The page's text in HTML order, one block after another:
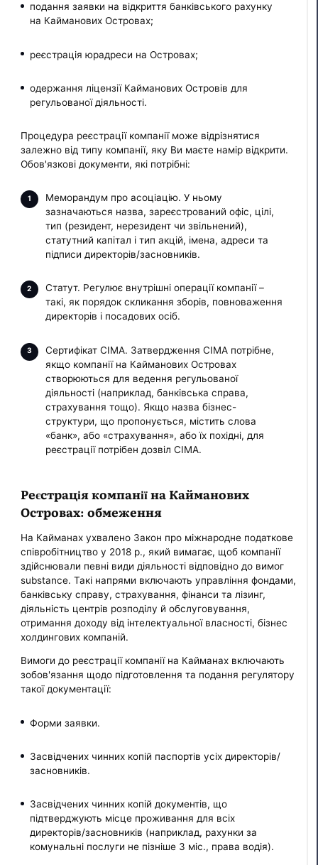
подання заявки на відкриття банківського рахунку
на Кайманових Островах;
реєстрація юрадреси на Островах;
одержання ліцензії Кайманових Островів для
регульованої діяльності.
Процедура реєстрації компанії може відрізнятися
залежно від типу компанії, яку Ви маєте намір відкрити.
Обов'язкові документи, які потрібні:
Меморандум про асоціацію. У ньому
зазначаються назва, зареєстрований офіс, цілі,
тип (резидент, нерезидент чи звільнений),
статутний капітал і тип акцій, імена, адреси та
підписи директорів/засновників.
Статут. Регулює внутрішні операції компанії –
такі, як порядок скликання зборів, повноваження
директорів і посадових осіб.
Сертифікат CIMA. Затвердження CIMA потрібне,
якщо компанії на Кайманових Островах
створюються для ведення регульованої
діяльності (наприклад, банківська справа,
страхування тощо). Якщо назва бізнес-
структури, що пропонується, містить слова
«банк», або «страхування», або їх похідні, для
реєстрації потрібен дозвіл CIMA.
Реєстрація компанії на Кайманових
Островах: обмеження
На Кайманах ухвалено Закон про міжнародне податкове
співробітництво у 2018 р., який вимагає, щоб компанії
здійснювали певні види діяльності відповідно до вимог
substance. Такі напрями включають управління фондами,
банківську справу, страхування, фінанси та лізинг,
діяльність центрів розподілу й обслуговування,
отримання доходу від інтелектуальної власності, бізнес
холдингових компаній.
Вимоги до реєстрації компанії на Кайманах включають
зобов'язання щодо підготовлення та подання регулятору
такої документації:
Форми заявки.
Засвідчених чинних копій паспортів усіх директорів/
засновників.
Засвідчених чинних копій документів, що
підтверджують місце проживання для всіх
директорів/засновників (наприклад, рахунки за
комунальні послуги не пізніше 3 міс., права водія).